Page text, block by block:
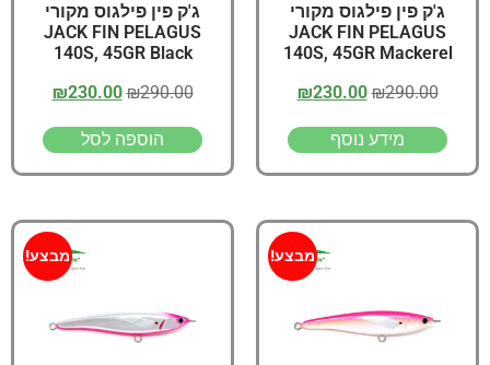
ג'ק פין פילגוס מקורי
JACK FIN PELAGUS
140S, 45GR Mackerel
₪290.00
₪230.00
מידע נוסף
ג'ק פין פילגוס מקורי
JACK FIN PELAGUS
140S, 45GR Black
₪290.00
₪230.00
הוספה לסל
מבצע! מבצע!